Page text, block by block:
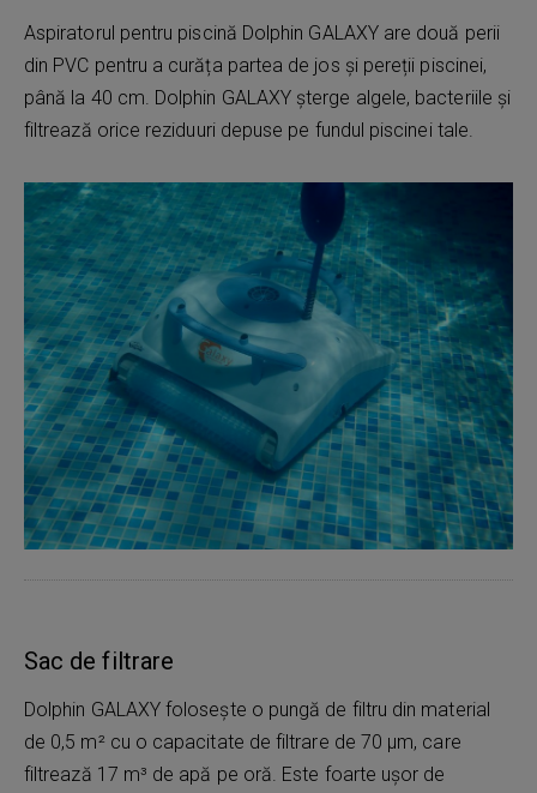
Aspiratorul pentru piscină Dolphin GALAXY are două perii
din PVC pentru a curăța partea de jos și pereții piscinei,
până la 40 cm. Dolphin GALAXY șterge algele, bacteriile și
filtrează orice reziduuri depuse pe fundul piscinei tale.
Sac de filtrare
Dolphin GALAXY folosește o pungă de filtru din material
de 0,5 m² cu o capacitate de filtrare de 70 μm, care
filtrează 17 m³ de apă pe oră. Este foarte ușor de